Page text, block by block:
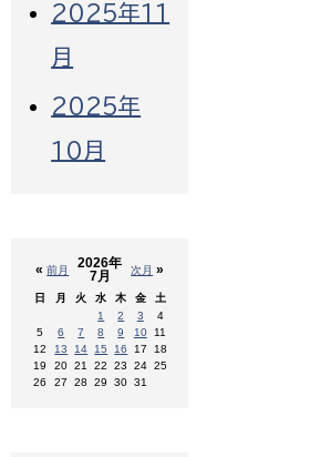
2025年11
月
2025年
10月
«前月 次月 »
2026年
7月
日 月 火 水 木 金
土
1
2 3
4
5
6 7 8 9 10 11
12
13 14 15 16 17
18
19
20 21 22 23 24 25
26
27 28 29 30 31